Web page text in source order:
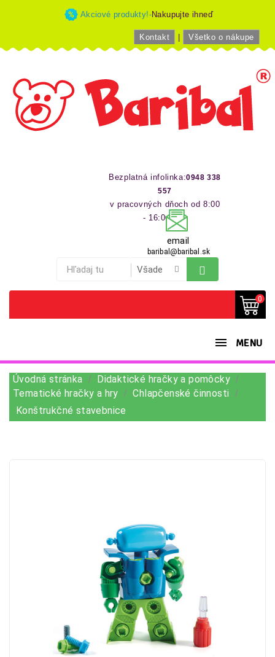
Akciové produkty!-Nakupujte ihneď
Kontakt Všetko o nákupe
Bezplatná infolinka:0948 338
557
v pracovných dňoch od 8:00
- 16:00 hod
email
baribal@baribal.sk
0
MENU
Úvodná stránka
Didaktické hračky a pomôcky
Tematické hračky a hry
Chlapčenské činnosti
Konštrukčné stavebnice